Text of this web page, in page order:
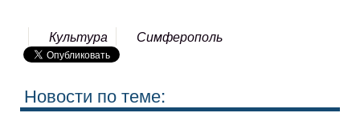
Культура Симферополь
Новости по теме: